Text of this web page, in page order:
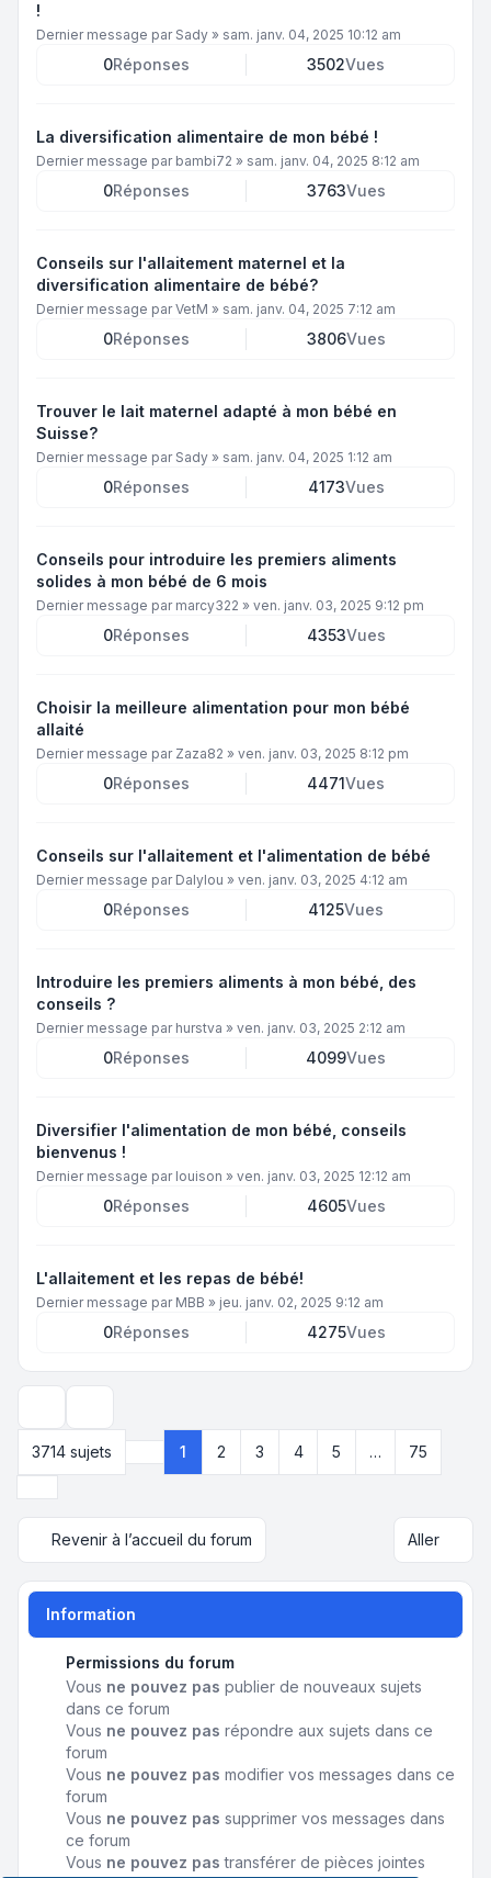
!
Dernier message par Sady » sam. janv. 04, 2025 10:12 am
0Réponses 3502Vues
La diversification alimentaire de mon bébé !
Dernier message par bambi72 » sam. janv. 04, 2025 8:12 am
0Réponses 3763Vues
Conseils sur l'allaitement maternel et la
diversification alimentaire de bébé?
Dernier message parVetM » sam. janv. 04, 2025 7:12 am
0Réponses 3806Vues
Trouver le lait maternel adapté à mon bébé en
Suisse?
Dernier message par Sady » sam. janv. 04, 2025 1:12 am
0Réponses 4173Vues
Conseils pour introduire les premiers aliments
solides à mon bébé de 6 mois
Dernier message par marcy322 » ven. janv. 03, 2025 9:12 pm
0Réponses 4353Vues
Choisir la meilleure alimentation pour mon bébé
allaité
Dernier message par Zaza82 » ven. janv. 03, 2025 8:12 pm
0Réponses 4471Vues
Conseils sur l'allaitement et l'alimentation de bébé
Dernier message par Dalylou » ven. janv. 03, 2025 4:12 am
0Réponses 4125Vues
Introduire les premiers aliments à mon bébé, des
conseils ?
Dernier message par hurstva » ven. janv. 03, 2025 2:12 am
0Réponses 4099Vues
Diversifier l'alimentation de mon bébé, conseils
bienvenus !
Dernier message par louison » ven. janv. 03, 2025 12:12 am
0Réponses 4605Vues
L'allaitement et les repas de bébé!
Dernier message par MBB » jeu. janv. 02, 2025 9:12 am
0Réponses 4275Vues
3714 sujets
Page 1 sur75
1 2 3 4 5 …
75
Revenir à l’accueil du forum Aller
Information
Permissions du forum
Vous ne pouvez pas publier de nouveaux sujets
dans ce forum
Vous ne pouvez pas répondre aux sujets dans ce
forum
Vous ne pouvez pas modifier vos messages dans ce
forum
Vous ne pouvez pas supprimer vos messages dans
ce forum
Vous ne pouvez pas transférer de pièces jointes